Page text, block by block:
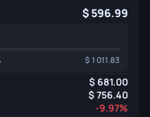
596.99
1 011.83
681.00
756.40
-9.97%